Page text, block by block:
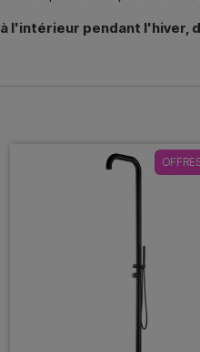
l'intérieur pendant l'hiver,